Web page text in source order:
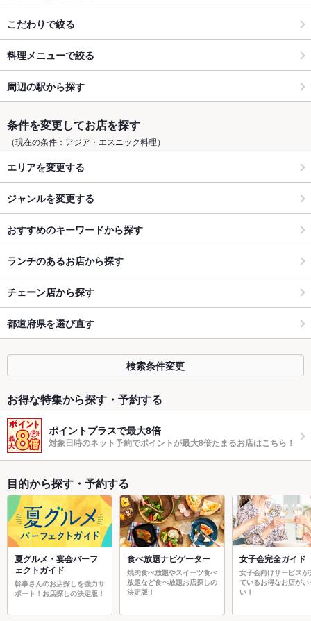
こだわりで絞る
料理メニューで絞る
周辺の駅から探す
条件を変更してお店を探す
（現在の条件：アジア・エスニック料理）
エリアを変更する
ジャンルを変更する
おすすめのキーワードから探す
ランチのあるお店から探す
チェーン店から探す
都道府県を選び直す
検索条件変更
お得な特集から探す・予約する
ポイントプラスで最大8倍
対象日時のネット予約でポイントが最大8倍たまるお店はこちら！
目的から探す・予約する
夏グルメ・宴会パーフ
ェクトガイド
幹事さんのお店探しを強力サ
ポート！お店探しの決定版！
食べ放題ナビゲーター
焼肉食べ放題やスイーツ食べ
放題など食べ放題お店探しの
決定版！
女子会完全ガイド
女子会向けサービスが
ているお得なお店がい
い！